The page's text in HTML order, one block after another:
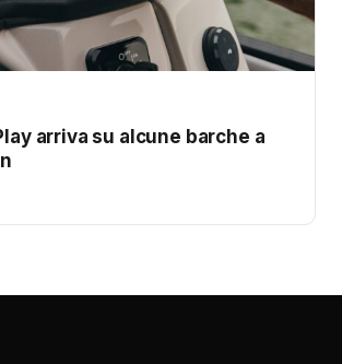
arriva su alcune barche a